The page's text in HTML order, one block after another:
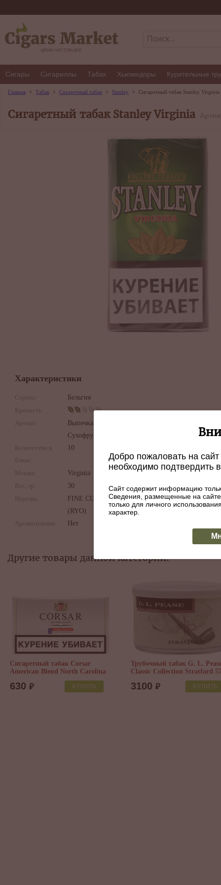
Сигары Сигариллы Табак Хьюмидоры Курительные
Главная Табак Сигаретный табак Stanley Сигаретный табак Stanley Virginia
Сигаретный табак Stanley Virginia
Характеристики
Страна:
Бельгия
Крепость:
Аромат:
Выпечка,
Сухофрукты
Количество в
блоке:
10
Мешка:
Virginia
Вес, гр:
30
Нарезка:
FINE CUT
(RYO)
Ароматизация:
Нет
Другие товары данной категории:
Сигаретный табак Corsar
American Blend North Carolina
630 ₽ КУПИТЬ
Трубочный табак G. L.
Classic Collection Stratford
3100 ₽ КУПИТЬ
Добро пожаловать на
необходимо подтвердить
Сайт содержит информацию
Сведения, размещенные на
только для личного
характер.